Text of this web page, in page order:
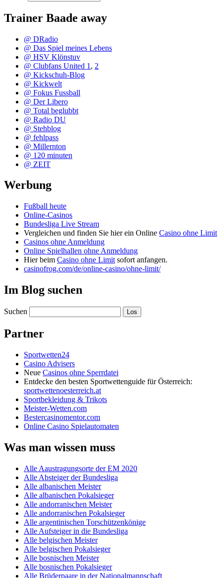
Trainer Baade away
@ DRadio
@ Das Spiel meines Lebens
@ HSV Klönstuv
@ Clubfans United 1 , 2
@ Kickschuh-Blog
@ Kickwelt
@ Fokus Fussball
@ Der Libero
@ Total beglubbt
@ Radio DU
@ Stehblog
@ fehlpass
@ Millernton
@ 120 minuten
@ ZEIT
Werbung
Fußball heute
Online-Casinos
Bundesliga Live Stream
Vergleichen und finden Sie hier ein Online Casino ohne Limit
Casinos ohne Anmeldung
Online Spielhallen ohne Anmeldung
Hier beim Casino ohne Limit sofort anfangen.
casinofrog.com/de/online-casino/ohne-limit/
Im Blog suchen
Suchen
Partner
Sportwetten24
Casino Advisers
Neue Casinos ohne Sperrdatei
Entdecke den besten Sportwettenguide für Österreich:
sportwettenoesterreich.at
Sportbekleidung & Trikots
Meister-Wetten.com
Bestercasinomentor.com
Online Casino Spielautomaten
Was man wissen muss
Alle Aaustragungsorte der EM 2020
Alle Absteiger der Bundesliga
Alle albanischen Meister
Alle albanischen Pokalsieger
Alle andorranischen Meister
Alle andorranischen Pokalsieger
Alle argentinischen Torschützenkönige
Alle Aufsteiger in die Bundesliga
Alle belgischen Meister
Alle belgischen Pokalsieger
Alle bosnischen Meister
Alle bosnischen Pokalsieger
Alle Brüderpaare in der Nationalmannschaft